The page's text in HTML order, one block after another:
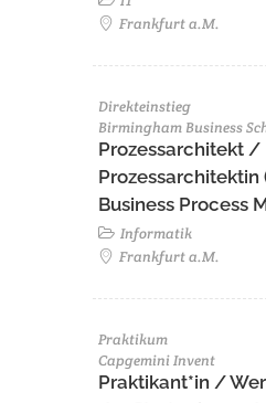
Frankfurt a.M.
Direkteinstieg
Birmingham Business
Prozessarchitekt /
Business Process
Informatik
Frankfurt a.M.
Praktikum
Capgemini Invent
Praktikant*in /